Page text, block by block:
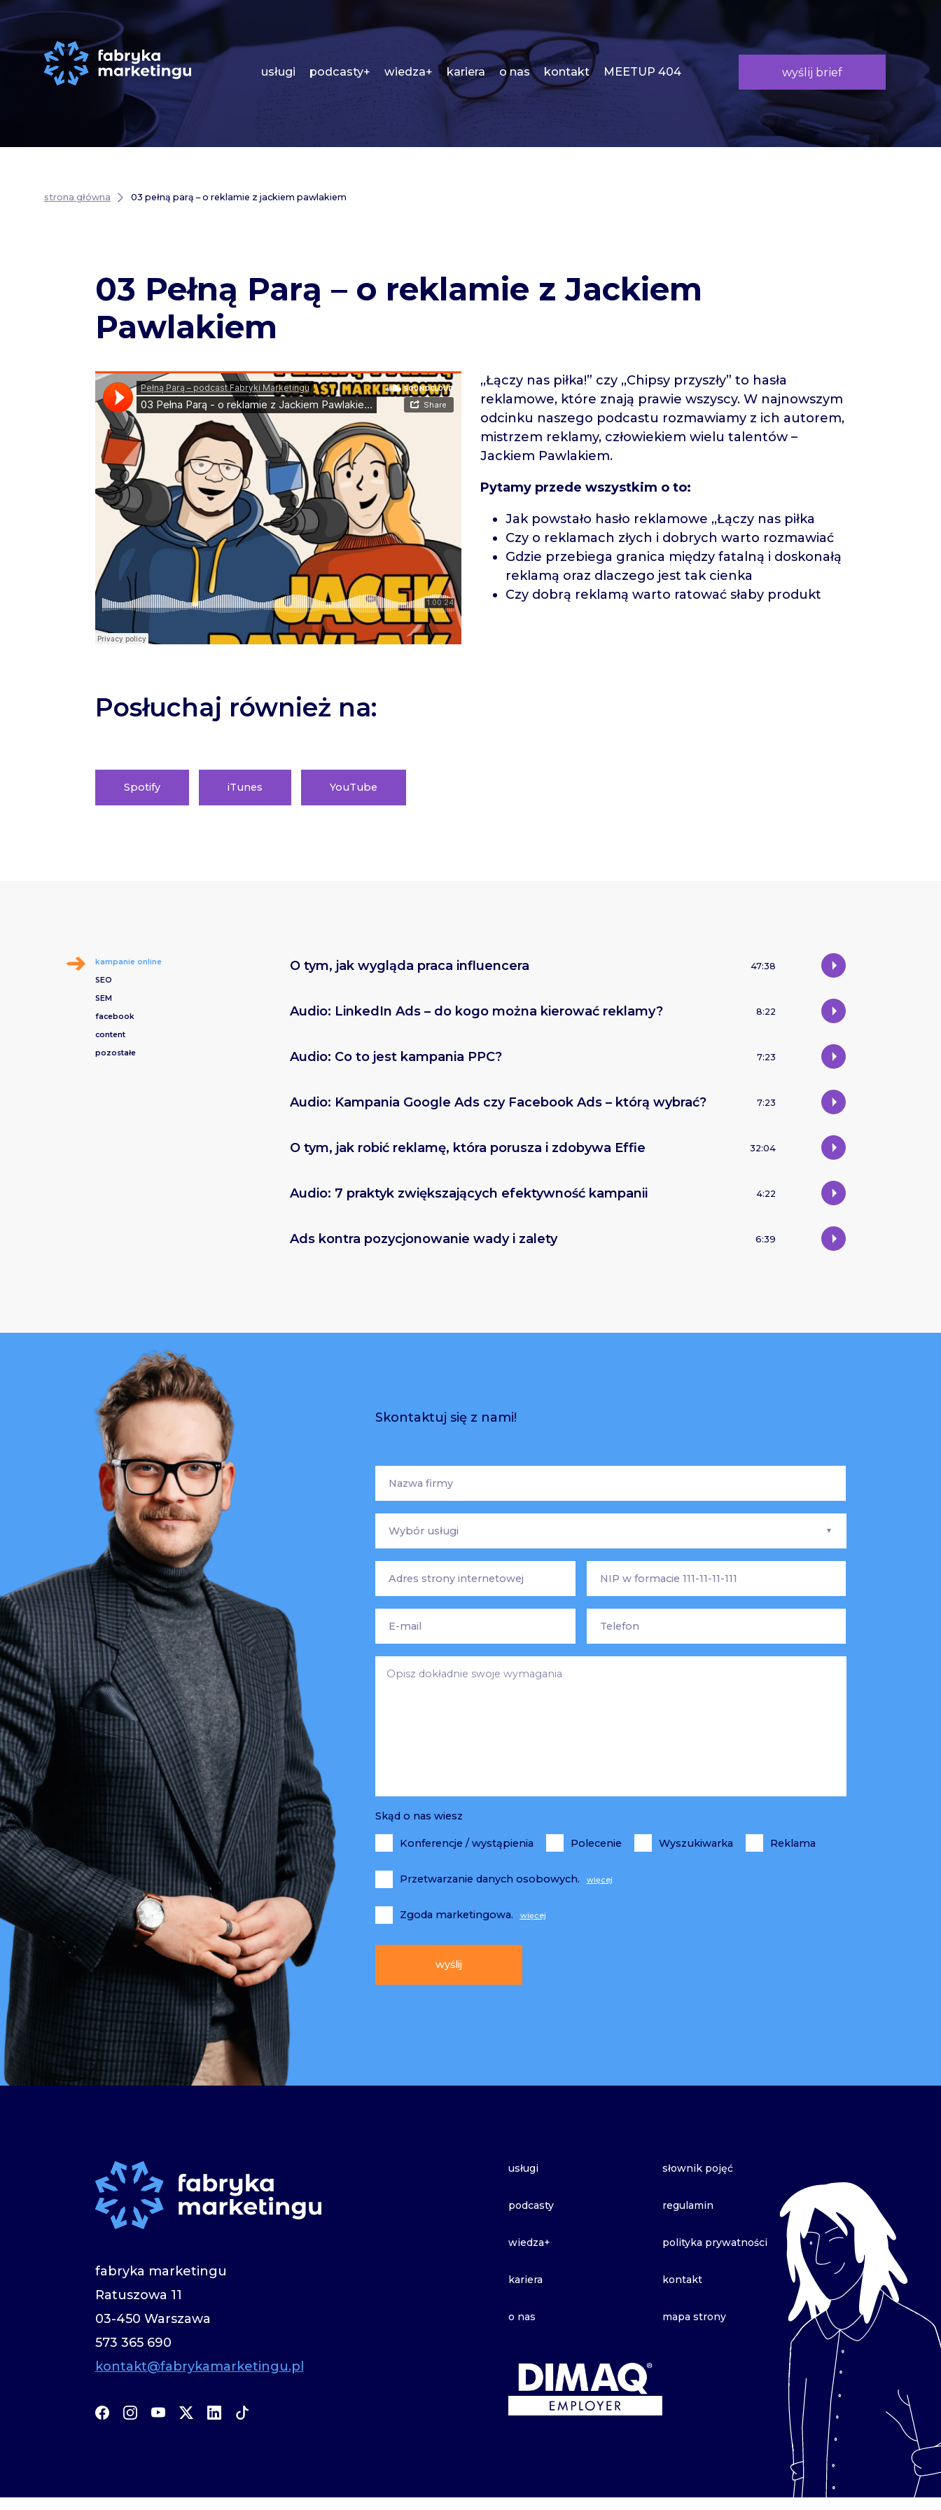
usługi podcasty+ wiedza+ kariera o nas kontakt MEETUP 404 wyślij brief
strona główna 03 pełną parą – o reklamie z jackiem pawlakiem
03 Pełną Parą – o reklamie z Jackiem
Pawlakiem
,,Łączy nas piłka!” czy ,,Chipsy przyszły” to hasła
reklamowe, które znają prawie wszyscy. W najnowszym
odcinku naszego podcastu rozmawiamy z ich autorem,
mistrzem reklamy, człowiekiem wielu talentów –
Jackiem Pawlakiem.
Pytamy przede wszystkim o to:
Jak powstało hasło reklamowe ,,Łączy nas piłka
Czy o reklamach złych i dobrych warto rozmawiać
Gdzie przebiega granica między fatalną i doskonałą
reklamą oraz dlaczego jest tak cienka
Czy dobrą reklamą warto ratować słaby produkt
Posłuchaj również na:
Spotify iTunes YouTube
kampanie online
SEO
SEM
facebook
content
pozostałe
O tym, jak wygląda praca influencera 47:38
Audio: LinkedIn Ads – do kogo można kierować reklamy? 8:22
Audio: Co to jest kampania PPC? 7:23
Audio: Kampania Google Ads czy Facebook Ads – którą wybrać? 7:23
O tym, jak robić reklamę, która porusza i zdobywa Effie 32:04
Audio: 7 praktyk zwiększających efektywność kampanii 4:22
Ads kontra pozycjonowanie wady i zalety 6:39
Skontaktuj się z nami!
Skąd o nas wiesz
Konferencje / wystąpienia Polecenie Wyszukiwarka Reklama
Przetwarzanie danych osobowych.
Zgoda marketingowa.
fabryka marketingu
Ratuszowa 11
03-450 Warszawa
573 365 690
kontakt@fabrykamarketingu.pl
usługi
podcasty
wiedza+
kariera
o nas
słownik pojęć
regulamin
polityka prywatności
kontakt
mapa strony